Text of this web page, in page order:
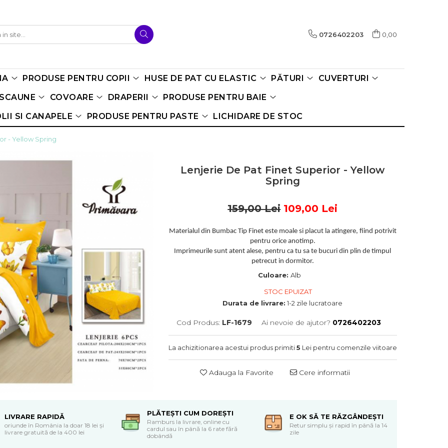
0726402203 0,00
PRODUSE PENTRU COPII HUSE DE PAT CU ELASTIC PĂTURI
CUVERTURI
COVOARE DRAPERII
PRODUSE PENTRU BAIE
SI CANAPELE PRODUSE PENTRU PASTE LICHIDARE DE STOC
- Yellow Spring
Lenjerie De Pat Finet Superior - Yellow
Spring
159,00 Lei 109,00 Lei
Materialul din Bumbac Tip Finet este moale si placut la atingere, fiind potrivit
pentru orice anotimp.
Imprimeurile sunt atent alese, pentru ca tu sa te bucuri din plin de timpul
petrecut in dormitor.
Culoare: Alb
STOC EPUIZAT
Durata de livrare: 1-2 zile lucratoare
Cod Produs: LF-1679 Ai nevoie de ajutor? 0726402203
La achizitionarea acestui produs primiti5 Lei pentru comenzile viitoare
Adauga la Favorite Cere informatii
LIVRARE RAPIDĂ
oriunde în România la doar 18 lei și
livrare gratuită de la 400 lei
PLĂTEȘTI CUM DOREȘTI
Ramburs la livrare, online cu
cardul sau în până la 6 rate fără
dobândă
E OK SĂ TE RĂZGÂNDEȘTI
Retur simplu și rapid în până la 14
zile